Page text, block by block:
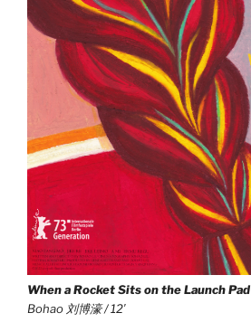
When a Rocket Sits on the Launch Pad
Bohao 刘博濠 / 12′